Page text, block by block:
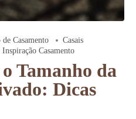
de Casamento
Casais
Inspiração Casamento
Tamanho da
Dicas